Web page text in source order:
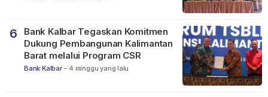
6
Bank Kalbar Tegaskan Komitmen
Dukung Pembangunan Kalimantan
Barat melalui Program CSR
Bank Kalbar - 4 minggu yang lalu